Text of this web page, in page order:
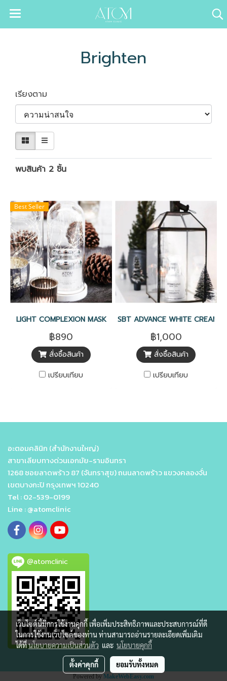
Brighten
เรียงตาม
พบสินค้า 2 ชิ้น
Best Seller
LIGHT COMPLEXION MASK
฿890
สั่งซื้อสินค้า
เปรียบเทียบ
SBT ADVANCE WHITE CREAM
฿1,000
สั่งซื้อสินค้า
เปรียบเทียบ
อะตอมคลินิก (สำนักงานใหญ่)
สาขาเลียบทางด่วนเอกมัย-รามอินทรา
1268 ซอยลาดพร้าว 87 (จันทราสุข) ถนนลาดพร้าว แขวงคลองจั่น
เขตบางกะปิ กรุงเทพฯ 10240
Tel : 02-539-0199
Line : @atomclinic
@atomclinic
Powered by MakeWebEasy.com
เว็บไซต์นี้มีการใช้งานคุกกี้ เพื่อเพิ่มประสิทธิภาพและประสบการณ์ที่ดี
ในการใช้งานเว็บไซต์ของท่าน ท่านสามารถอ่านรายละเอียดเพิ่มเติม
ได้ที่นโยบายความเป็นส่วนตัว และ นโยบายคุกกี้
ตั้งค่าคุกกี้ ยอมรับทั้งหมด